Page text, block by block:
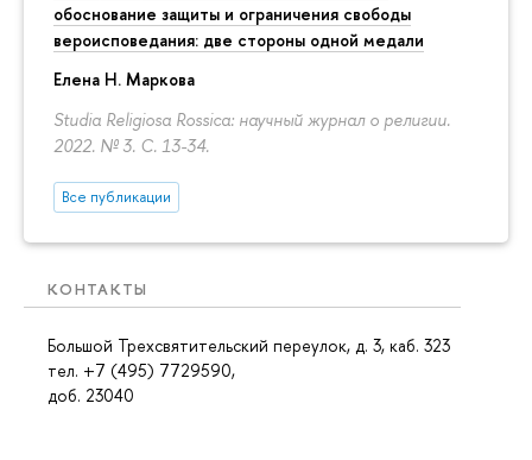
обоснование защиты и ограничения свободы
вероисповедания: две стороны одной медали
Елена Н. Маркова
Studia Religiosa Rossica: научный журнал о религии.
2022. № 3. С. 13-34.
Все публикации
КОНТАКТЫ
Большой Трехсвятительский переулок, д. 3, каб. 323
тел. +7 (495) 7729590,
доб. 23040